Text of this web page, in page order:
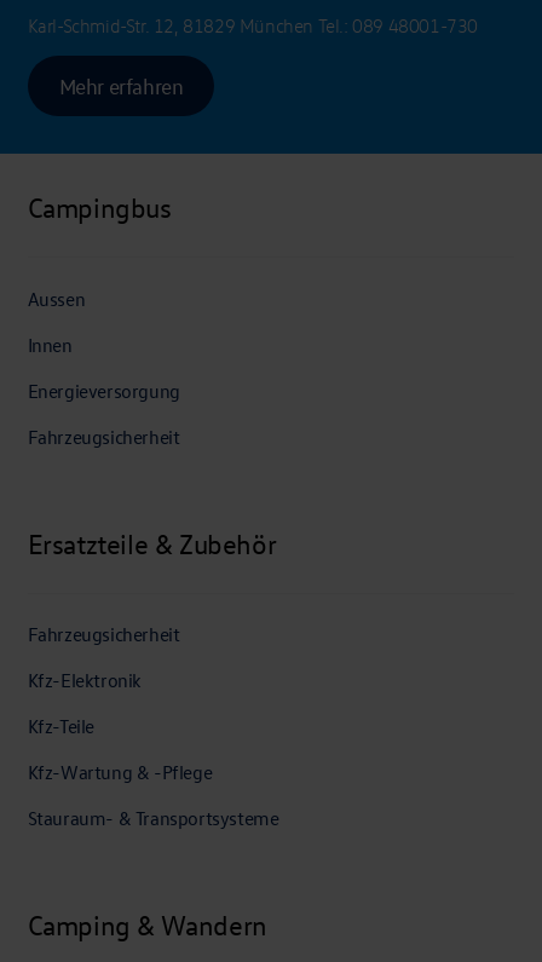
Karl-Schmid-Str. 12, 81829 München Tel.: 089 48001-730
Mehr erfahren
Campingbus
Aussen
Innen
Energieversorgung
Fahrzeugsicherheit
Ersatzteile & Zubehör
Fahrzeugsicherheit
Kfz-Elektronik
Kfz-Teile
Kfz-Wartung & -Pflege
Stauraum- & Transportsysteme
Camping & Wandern